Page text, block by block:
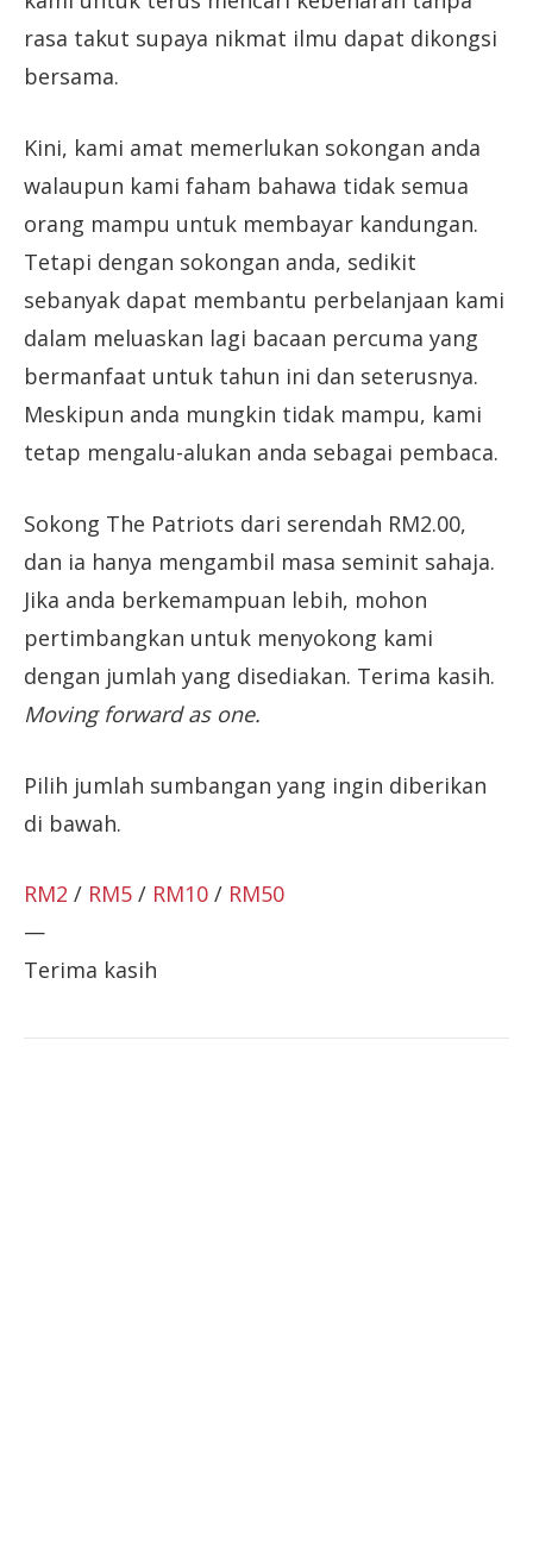
rasa takut supaya nikmat ilmu dapat dikongsi
bersama.
Kini, kami amat memerlukan sokongan anda
walaupun kami faham bahawa tidak semua
orang mampu untuk membayar kandungan.
Tetapi dengan sokongan anda, sedikit
sebanyak dapat membantu perbelanjaan kami
dalam meluaskan lagi bacaan percuma yang
bermanfaat untuk tahun ini dan seterusnya.
Meskipun anda mungkin tidak mampu, kami
tetap mengalu-alukan anda sebagai pembaca.
Sokong The Patriots dari serendah RM2.00,
dan ia hanya mengambil masa seminit sahaja.
Jika anda berkemampuan lebih, mohon
pertimbangkan untuk menyokong kami
dengan jumlah yang disediakan. Terima kasih.
Moving forward as one.
Pilih jumlah sumbangan yang ingin diberikan
di bawah.
RM2 / RM5 / RM10 / RM50
—
Terima kasih